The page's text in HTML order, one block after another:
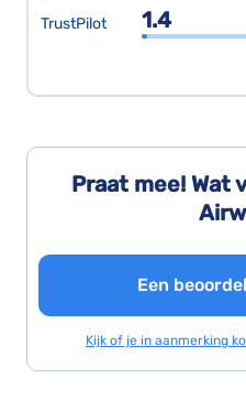
TrustPilot 1.4
Praat mee! Wat
Een
Kijk of je in aanmerking